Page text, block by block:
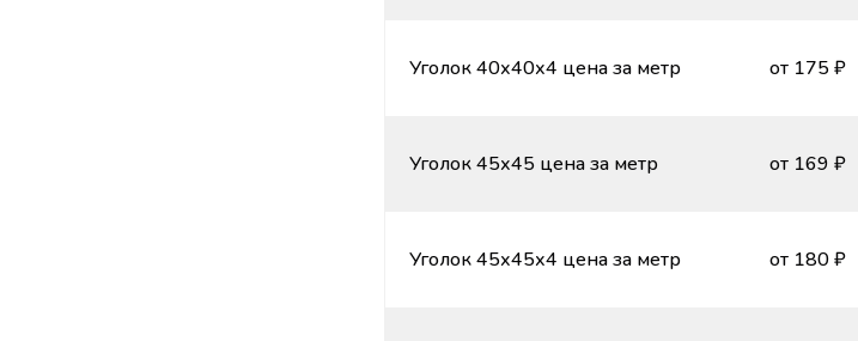
Уголок 40х40х4 цена за метр от 175 ₽
Уголок 45х45 цена за метр от 169 ₽
Уголок 45х45х4 цена за метр от 180 ₽